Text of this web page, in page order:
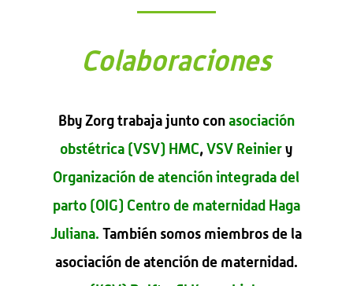
Colaboraciones
Bby Zorg trabaja junto conasociación
obstétrica (VSV) HMC,VSV Reiniery
Organización de atención integrada del
parto (OIG) Centro de maternidad Haga
Juliana. También somos miembros de la
asociación de atención de maternidad.